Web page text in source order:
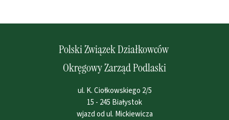
Polski Związek Działkowców
Okręgowy Zarząd Podlaski
ul. K. Ciołkowskiego 2/5
15 - 245 Białystok
wjazd od ul. Mickiewicza